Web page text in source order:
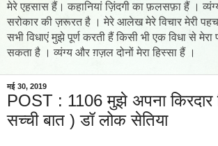
मेरे एहसास हैं। कहानियां ज़िंदगी का फ़लसफ़ा हैं ।
सरोकार की ज़रूरत है । मेरे आलेख मेरे विचार मेरी
सभी विधाएं मुझे पूर्ण करती हैं किसी भी एक विधा से मेरा
सकता है । व्यंग्य और ग़ज़ल दोनों मेरा हिस्सा हैं ।
मई 30, 2019
POST : 1106 मुझे अपना किरदार
सच्ची बात ) डॉ लोक सेतिया